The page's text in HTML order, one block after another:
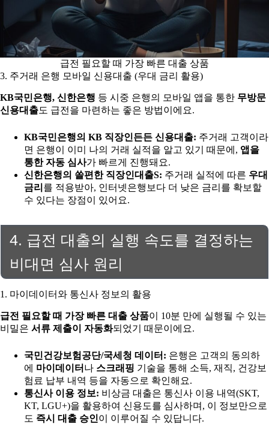
급전 필요할 때 가장 빠른 대출 상품
3. 주거래 은행 모바일 신용대출 (우대 금리 활용)
KB국민은행, 신한은행 등 시중 은행의 모바일 앱을 통한 무방문
신용대출도 급전을 마련하는 좋은 방법이에요.
KB국민은행의 KB 직장인든든 신용대출: 주거래 고객이라
면 은행이 이미 나의 거래 실적을 알고 있기 때문에, 앱을
통한 자동 심사가 빠르게 진행돼요.
신한은행의 쏠편한 직장인대출S: 주거래 실적에 따른 우대
금리 를 적용받아, 인터넷은행보다 더 낮은 금리를 확보할
수 있다는 장점이 있어요.
4. 급전 대출의 실행 속도를 결정하는
비대면 심사 원리
1. 마이데이터와 통신사 정보의 활용
급전 필요할 때 가장 빠른 대출 상품이 10분 만에 실행될 수 있는
비밀은 서류 제출이 자동화되었기 때문이에요.
국민건강보험공단/국세청 데이터: 은행은 고객의 동의하
에 마이데이터 나 스크래핑 기술을 통해 소득, 재직, 건강보
험료 납부 내역 등을 자동으로 확인해요.
통신사 이용 정보: 비상금 대출은 통신사 이용 내역(SKT,
KT, LGU+)을 활용하여 신용도를 심사하며, 이 정보만으로
도 즉시 대출 승인이 이루어질 수 있답니다.